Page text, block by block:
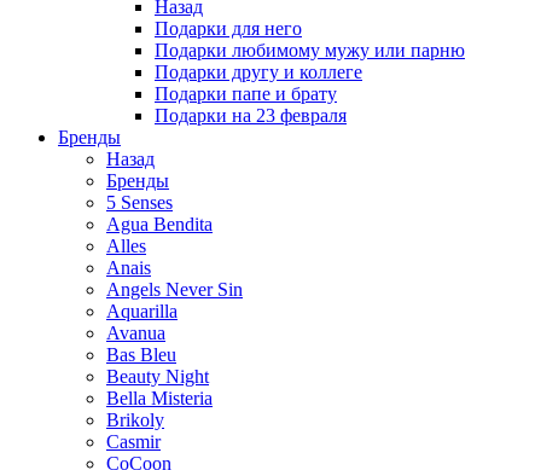
Назад
Подарки для него
Подарки любимому мужу или парню
Подарки другу и коллеге
Подарки папе и брату
Подарки на 23 февраля
Бренды
Назад
Бренды
5 Senses
Agua Bendita
Alles
Anais
Angels Never Sin
Aquarilla
Avanua
Bas Bleu
Beauty Night
Bella Misteria
Brikoly
Casmir
CoCoon